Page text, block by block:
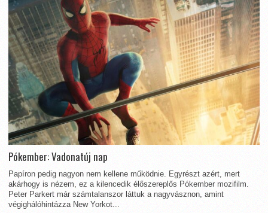
Pókember: Vadonatúj nap
Papíron pedig nagyon nem kellene működnie. Egyrészt azért, mert
akárhogy is nézem, ez a kilencedik élőszereplős Pókember mozifilm.
Peter Parkert már számtalanszor láttuk a nagyvásznon, amint
végighálóhintázza New Yorkot...